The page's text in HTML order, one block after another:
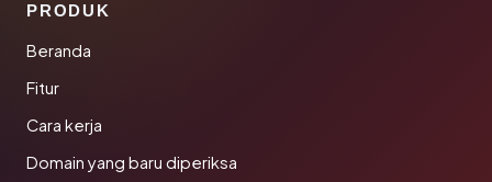
PRODUK
Beranda
Fitur
Cara kerja
Domain yang baru diperiksa